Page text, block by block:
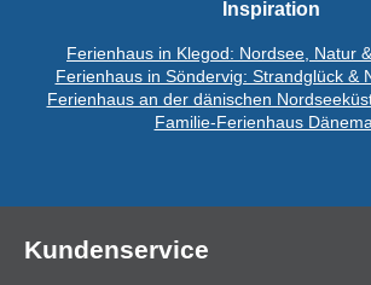
Inspiration
Ferienhaus in Klegod: Nordsee, Natur
Ferienhaus in Söndervig: Strandglück &
Ferienhaus an der dänischen
Familie-Ferienhaus
Kundenservice